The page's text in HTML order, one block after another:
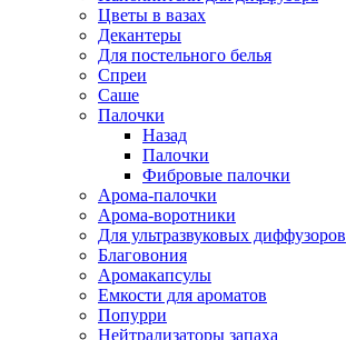
Цветы в вазах
Декантеры
Для постельного белья
Спреи
Саше
Палочки
Назад
Палочки
Фибровые палочки
Арома-палочки
Арома-воротники
Для ультразвуковых диффузоров
Благовония
Аромакапсулы
Емкости для ароматов
Попурри
Нейтрализаторы запаха